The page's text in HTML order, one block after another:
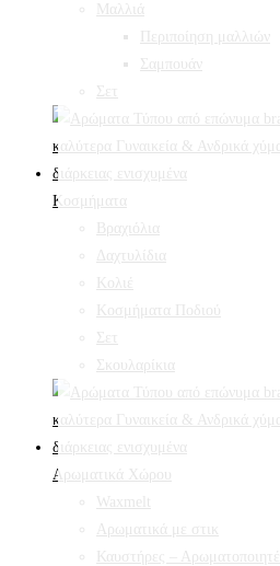
Mαλλιά
Περιποίηση μαλλιών
Σαμπουάν
Σετ
Κοσμήματα
Βραχιόλια
Δαχτυλίδια
Κολιέ
Κοσμήματα Ποδιού
Σετ
Σκουλαρίκια
Αρωματικά Χώρου
Waxmelt
Αρωματικά με στικ
Καυστήρες – Αρωματοποιητές